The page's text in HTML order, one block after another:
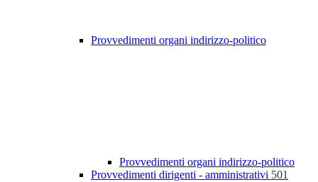
Provvedimenti organi indirizzo-politico
Provvedimenti organi indirizzo-politico
Provvedimenti dirigenti - amministrativi 501